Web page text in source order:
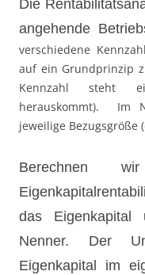
Die
angehende Betrie
verschiedene
auf ein Grundprinzip
Kennzahl steht
herauskommt). Im
jeweilige Bezugsgröße
Berechnen
das
Nenner. Der
Eigenkapital im